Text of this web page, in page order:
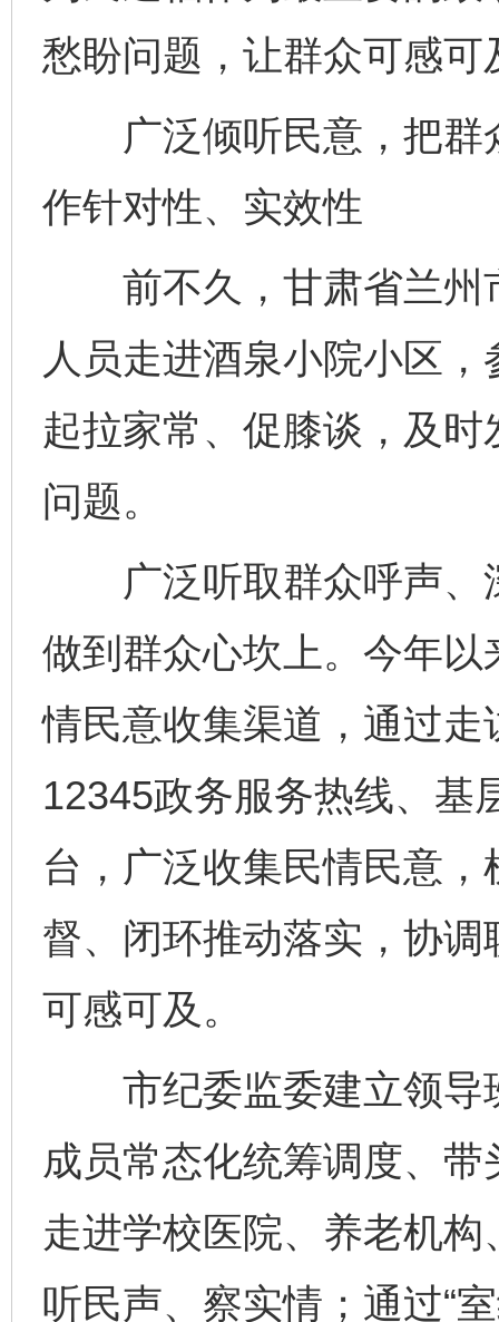
愁盼问题，让群众可感可
广泛倾听民意，把群
作针对性、实效性
前不久，甘肃省兰州
人员走进酒泉小院小区
起拉家常、促膝谈，及
问题。
广泛听取群众呼声、
做到群众心坎上。今年
情民意收集渠道，通过
12345政务服务热线、基
台，广泛收集民情民意
督、闭环推动落实，协
可感可及。
市纪委监委建立领导
成员常态化统筹调度、
走进学校医院、养老机
听民声、察实情；通过“